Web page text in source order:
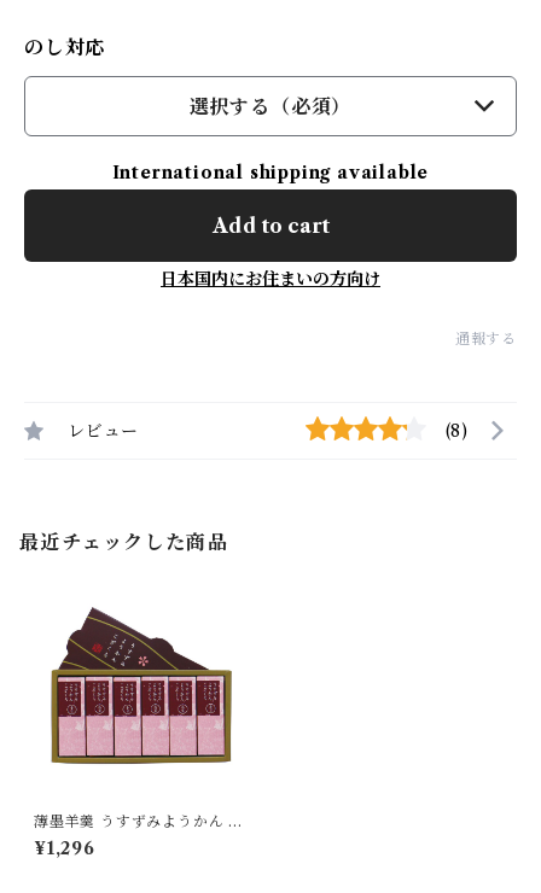
のし対応
選択する（必須）
International shipping available
Add to cart
日本国内にお住まいの方向け
通報する
レビュー (8)
最近チェックした商品
薄墨羊羹 うすずみようかん こ
ざくら 小豆 6個入り ようかん
羊羹 詰合せ セット 無添加 贈
¥1,296